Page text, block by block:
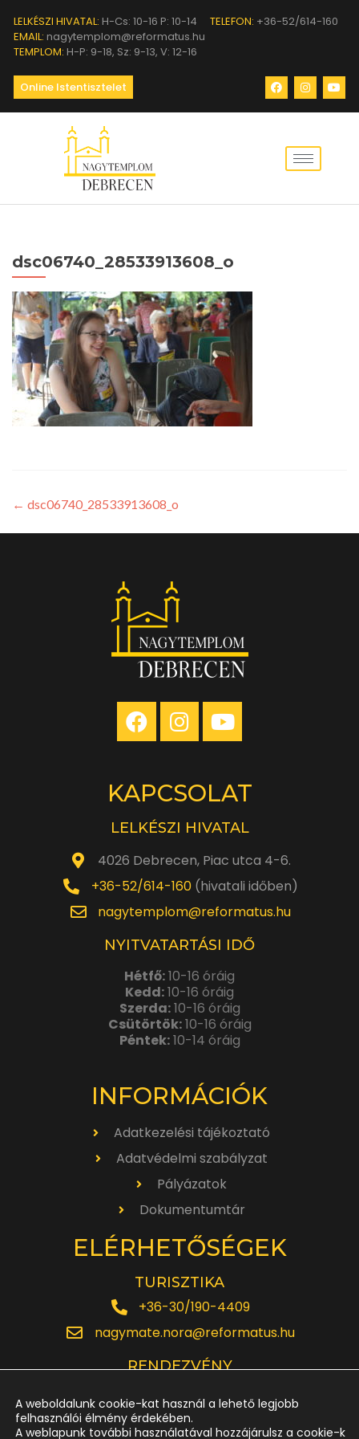
LELKÉSZI HIVATAL: H-Cs: 10-16 P: 10-14 TELEFON: +36-52/614-160
EMAIL: nagytemplom@reformatus.hu
TEMPLOM: H-P: 9-18, Sz: 9-13, V: 12-16
Online Istentisztelet
dsc06740_28533913608_o
← dsc06740_28533913608_o
KAPCSOLAT
LELKÉSZI HIVATAL
4026 Debrecen, Piac utca 4-6.
+36-52/614-160(hivatali időben)
nagytemplom@reformatus.hu
NYITVATARTÁSI IDŐ
Hétfő:10-16 óráig
Kedd:10-16 óráig
Szerda:10-16 óráig
Csütörtök:10-16 óráig
Péntek:10-14 óráig
INFORMÁCIÓK
Adatkezelési tájékoztató
Adatvédelmi szabályzat
Pályázatok
Dokumentumtár
ELÉRHETŐSÉGEK
TURISZTIKA
+36-30/190-4409
nagymate.nora@reformatus.hu
RENDEZVÉNY
rendezveny.nagytemplom@reformatus.hu
A weboldalunk cookie-kat használ a lehető legjobb
felhasználói élmény érdekében.
A weblapunk további használatával hozzájárulsz a cookie-k